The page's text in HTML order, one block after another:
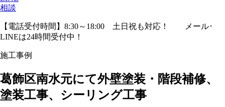
相談
【電話受付時間】8:30～18:00 土日祝も対応！
メール･
LINEは24時間受付中！
施工事例
葛飾区南水元にて外壁塗装・階段補修、
塗装工事、シーリング工事